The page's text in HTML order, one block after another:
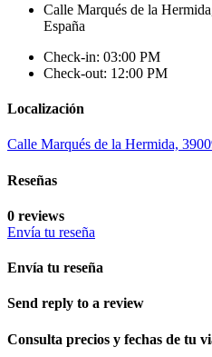
Calle Marqués de la
España
Check-in: 03:00 PM
Check-out: 12:00 PM
Localización
Calle Marqués de la Hermida,
Reseñas
0 reviews
Envía tu reseña
Envía tu reseña
Send reply to a review
Consulta precios y fechas de tu